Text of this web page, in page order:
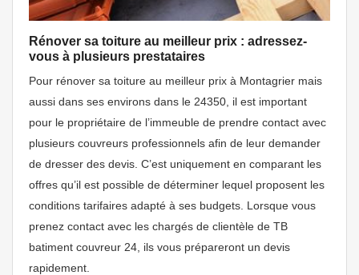
Rénover sa toiture au meilleur prix : adressez-
vous à plusieurs prestataires
Pour rénover sa toiture au meilleur prix à Montagrier mais
aussi dans ses environs dans le 24350, il est important
pour le propriétaire de l’immeuble de prendre contact avec
plusieurs couvreurs professionnels afin de leur demander
de dresser des devis. C’est uniquement en comparant les
offres qu’il est possible de déterminer lequel proposent les
conditions tarifaires adapté à ses budgets. Lorsque vous
prenez contact avec les chargés de clientèle de TB
batiment couvreur 24, ils vous prépareront un devis
rapidement.